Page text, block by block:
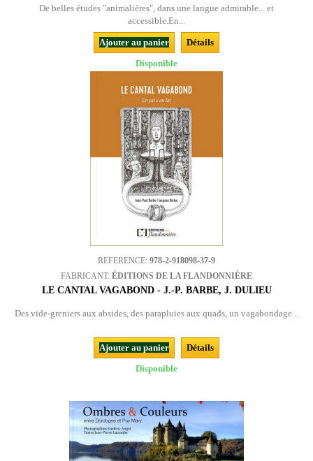
De belles études "animalières", dans une langue admirable... et
accessible.En...
Ajouter au panier
Détails
Disponible
REFERENCE: 978-2-918098-37-9
FABRICANT: ÉDITIONS DE LA FLANDONNIÈRE
LE CANTAL VAGABOND - J.-P. BARBE, J. DULIEU
Des vide-greniers aux absides, des parapluies aux quads, un vagabondage...
Ajouter au panier
Détails
Disponible